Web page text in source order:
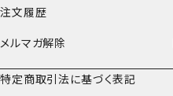
注文履歴
メルマガ解除
特定商取引法に基づく表記